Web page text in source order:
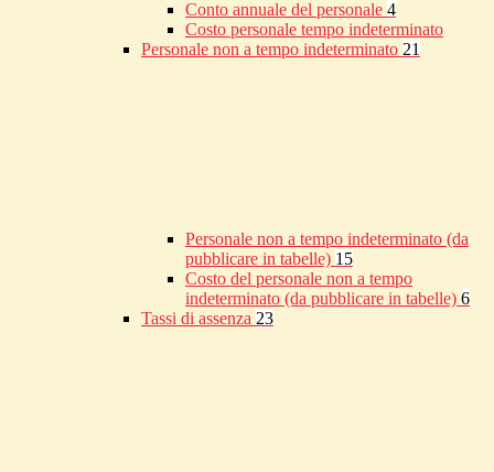
Conto annuale del personale 4
Costo personale tempo indeterminato
Personale non a tempo indeterminato 21
Personale non a tempo indeterminato (da
pubblicare in tabelle) 15
Costo del personale non a tempo
indeterminato (da pubblicare in tabelle) 6
Tassi di assenza 23